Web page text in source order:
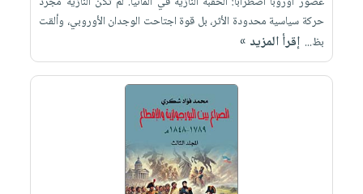
حركة سياسية محدودة الأثر، بل قوة اجتاحت الوجدان الأوروبي، وألقت
بظ... إقرأ المزيد »